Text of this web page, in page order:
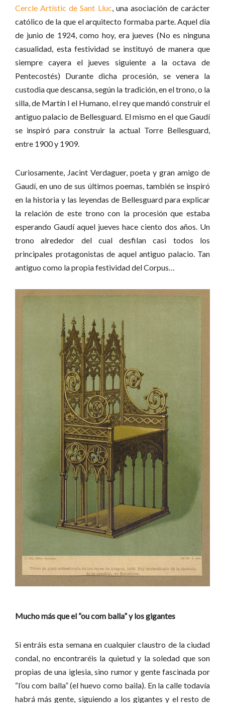
Cercle Artístic de Sant Lluc, una asociación de carácter
católico de la que el arquitecto formaba parte. Aquel día
de junio de 1924, como hoy, era jueves (No es ninguna
casualidad, esta festividad se instituyó de manera que
siempre cayera el jueves siguiente a la octava de
Pentecostés) Durante dicha procesión, se venera la
custodia que descansa, según la tradición, en el trono, o la
silla, de Martín I el Humano, el rey que mandó construir el
antiguo palacio de Bellesguard. El mismo en el que Gaudí
se inspiró para construir la actual Torre Bellesguard,
entre 1900 y 1909.
Curiosamente, Jacint Verdaguer, poeta y gran amigo de
Gaudí, en uno de sus últimos poemas, también se inspiró
en la historia y las leyendas de Bellesguard para explicar
la relación de este trono con la procesión que estaba
esperando Gaudí aquel jueves hace ciento dos años. Un
trono alrededor del cual desfilan casi todos los
principales protagonistas de aquel antiguo palacio. Tan
antiguo como la propia festividad del Corpus…
Mucho más que el “ou com balla” y los gigantes
Si entráis esta semana en cualquier claustro de la ciudad
condal, no encontraréis la quietud y la soledad que son
propias de una iglesia, sino rumor y gente fascinada por
“l’ou com balla” (el huevo como baila). En la calle todavía
habrá más gente, siguiendo a los gigantes y el resto de